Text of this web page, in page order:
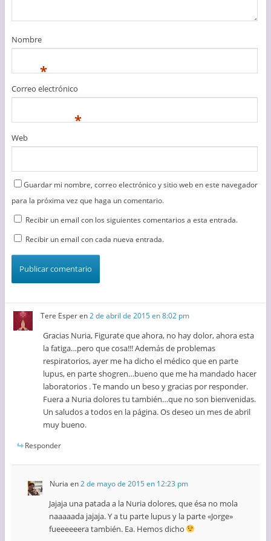
Nombre
*
Correo electrónico
*
Web
Guardar mi nombre, correo electrónico y sitio web en este navegador
para la próxima vez que haga un comentario.
Recibir un email con los siguientes comentarios a esta entrada.
Recibir un email con cada nueva entrada.
Tere Esperen2 de abril de 2015 en 8:02 pm
Gracias Nuria, Figurate que ahora, no hay dolor, ahora esta
la fatiga…pero que cosa!!! Además de problemas
respiratorios, ayer me ha dicho el médico que en parte
lupus, en parte shogren…bueno que me ha mandado hacer
laboratorios . Te mando un beso y gracias por responder.
Fuera a Nuria dolores tu también…que no son bienvenidas.
Un saludos a todos en la página. Os deseo un mes de abril
muy bueno.
Responder
Nuria en2 de mayo de 2015 en 12:23 pm
Jajaja una patada a la Nuria dolores, que ésa no mola
naaaaada jajaja. Y a tu parte lupus y la parte «Jorge»
fueeeeeera también. Ea. Hemos dicho